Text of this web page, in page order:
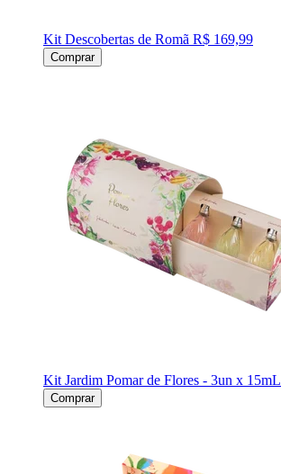
Kit Descobertas de Romã R$ 169,99
Comprar
Kit Jardim Pomar de Flores - 3un x 15mL
Comprar